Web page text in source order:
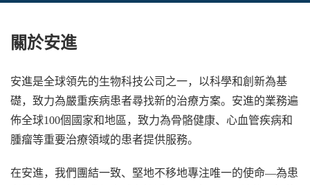
關於安進
安進是全球領先的生物科技公司之一，以科學和創新為基
礎，致力為嚴重疾病患者尋找新的治療方案。安進的業務遍
佈全球100個國家和地區，致力為骨骼健康、心血管疾病和
腫瘤等重要治療領域的患者提供服務。
在安進，我們團結一致、堅地不移地專注唯一的使命—為患